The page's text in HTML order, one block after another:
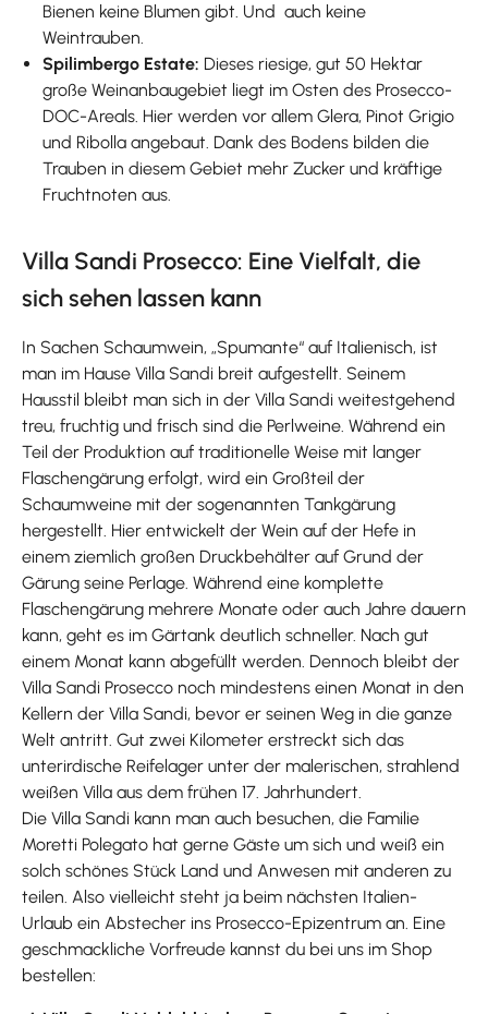
Bienen keine Blumen gibt. Und auch keine
Weintrauben.
Spilimbergo Estate: Dieses riesige, gut 50 Hektar
große Weinanbaugebiet liegt im Osten des Prosecco-
DOC-Areals. Hier werden vor allem Glera, Pinot Grigio
und Ribolla angebaut. Dank des Bodens bilden die
Trauben in diesem Gebiet mehr Zucker und kräftige
Fruchtnoten aus.
Villa Sandi Prosecco: Eine Vielfalt, die
sich sehen lassen kann
In Sachen Schaumwein, „Spumante“ auf Italienisch, ist
man im Hause Villa Sandi breit aufgestellt. Seinem
Hausstil bleibt man sich in der Villa Sandi weitestgehend
treu, fruchtig und frisch sind die Perlweine. Während ein
Teil der Produktion auf traditionelle Weise mit langer
Flaschengärung erfolgt, wird ein Großteil der
Schaumweine mit der sogenannten Tankgärung
hergestellt. Hier entwickelt der Wein auf der Hefe in
einem ziemlich großen Druckbehälter auf Grund der
Gärung seine Perlage. Während eine komplette
Flaschengärung mehrere Monate oder auch Jahre dauern
kann, geht es im Gärtank deutlich schneller. Nach gut
einem Monat kann abgefüllt werden. Dennoch bleibt der
Villa Sandi Prosecco noch mindestens einen Monat in den
Kellern der Villa Sandi, bevor er seinen Weg in die ganze
Welt antritt. Gut zwei Kilometer erstreckt sich das
unterirdische Reifelager unter der malerischen, strahlend
weißen Villa aus dem frühen 17. Jahrhundert.
Die Villa Sandi kann man auch besuchen, die Familie
Moretti Polegato hat gerne Gäste um sich und weiß ein
solch schönes Stück Land und Anwesen mit anderen zu
teilen. Also vielleicht steht ja beim nächsten Italien-
Urlaub ein Abstecher ins Prosecco-Epizentrum an. Eine
geschmackliche Vorfreude kannst du bei uns im Shop
bestellen: